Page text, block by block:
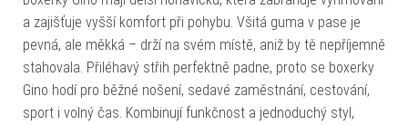
a zajišťuje vyšší komfort při pohybu. Všitá guma v pase je
pevná, ale měkká – drží na svém místě, aniž by tě nepříjemně
stahovala. Přiléhavý střih perfektně padne, proto se boxerky
Gino hodí pro běžné nošení, sedavé zaměstnání, cestování,
sport i volný čas. Kombinují funkčnost a jednoduchý styl,